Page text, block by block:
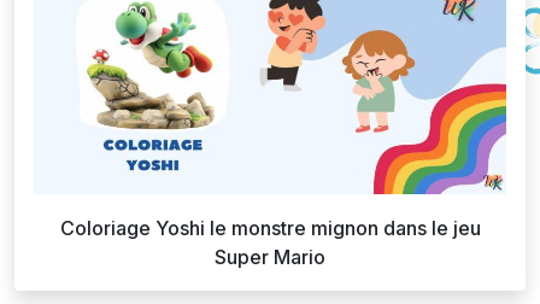
Coloriage Yoshi le monstre mignon dans le jeu
Super Mario